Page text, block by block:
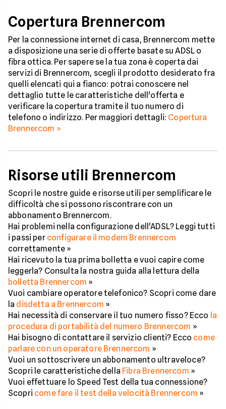
Copertura Brennercom
Per la connessione internet di casa, Brennercom mette
a disposizione una serie di offerte basate su ADSL o
fibra ottica. Per sapere se la tua zona è coperta dai
servizi di Brennercom, scegli il prodotto desiderato fra
quelli elencati qui a fianco: potrai conoscere nel
dettaglio tutte le caratteristiche dell'offerta e
verificare la copertura tramite il tuo numero di
telefono o indirizzo. Per maggiori dettagli: Copertura
Brennercom »
Risorse utili Brennercom
Scopri le nostre guide e risorse utili per semplificare le
difficoltà che si possono riscontrare con un
abbonamento Brennercom.
Hai problemi nella configurazione dell'ADSL? Leggi tutti
i passi per configurare il modem Brennercom
correttamente »
Hai ricevuto la tua prima bolletta e vuoi capire come
leggerla? Consulta la nostra guida alla lettura della
bolletta Brennercom »
Vuoi cambiare operatore telefonico? Scopri come dare
la disdetta a Brennercom »
Hai necessità di conservare il tuo numero fisso? Ecco la
procedura di portabilità del numero Brennercom »
Hai bisogno di contattare il servizio clienti? Ecco come
parlare con un operatore Brennercom »
Vuoi un sottoscrivere un abbonamento ultraveloce?
Scopri le caratteristiche della Fibra Brennercom »
Vuoi effettuare lo Speed Test della tua connessione?
Scopri come fare il test della velocità Brennercom »